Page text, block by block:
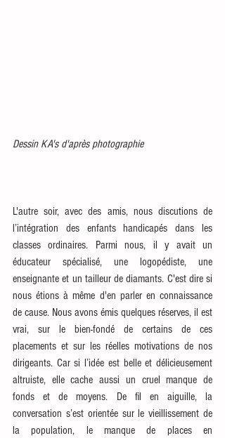
Dessin KA's d'après photographie
L'autre soir, avec des amis, nous discutions de
l’intégration des enfants handicapés dans les
classes ordinaires. Parmi nous, il y avait un
éducateur spécialisé, une logopédiste, une
enseignante et un tailleur de diamants. C'est dire si
nous étions à même d'en parler en connaissance
de cause. Nous avons émis quelques réserves, il est
vrai, sur le bien-fondé de certains de ces
placements et sur les réelles motivations de nos
dirigeants. Car si l’idée est belle et délicieusement
altruiste, elle cache aussi un cruel manque de
fonds et de moyens. De fil en aiguille, la
conversation s’est orientée sur le vieillissement de
la population, le manque de places en